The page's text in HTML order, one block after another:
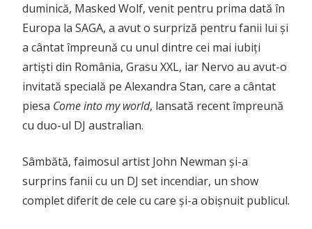
duminică, Masked Wolf, venit pentru prima dată în
Europa la SAGA, a avut o surpriză pentru fanii lui și
a cântat împreună cu unul dintre cei mai iubiți
artiști din România, Grasu XXL, iar Nervo au avut-o
invitată specială pe Alexandra Stan, care a cântat
piesa Come into my world, lansată recent împreună
cu duo-ul DJ australian.
Sâmbătă, faimosul artist John Newman și-a
surprins fanii cu un DJ set incendiar, un show
complet diferit de cele cu care și-a obișnuit publicul.